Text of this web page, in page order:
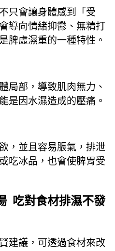
只會讓身體感到「受
導向情緒抑鬱、無精打
脾虛濕重的一種特性。
局部，導致肌肉無力、
是因水濕造成的壓痛。
，並且容易脹氣，排泄
吃冰品，也會使脾胃受
吃對食材排濕不發
建議，可透過食材來改